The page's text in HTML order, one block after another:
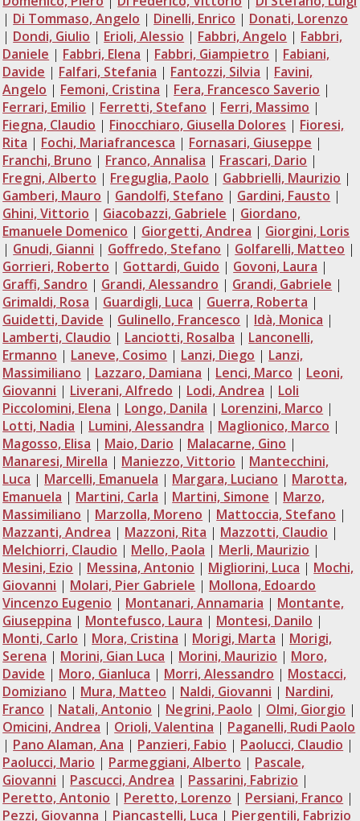
| Di Tommaso, Angelo | Dinelli, Enrico | Donati, Lorenzo
| Dondi, Giulio | Erioli, Alessio | Fabbri, Angelo | Fabbri,
Daniele | Fabbri, Elena | Fabbri, Giampietro | Fabiani,
Davide | Falfari, Stefania | Fantozzi, Silvia | Favini,
Angelo | Femoni, Cristina | Fera, Francesco Saverio |
Ferrari, Emilio | Ferretti, Stefano | Ferri, Massimo |
Fiegna, Claudio | Finocchiaro, Giusella Dolores | Fioresi,
Rita | Fochi, Mariafrancesca | Fornasari, Giuseppe |
Franchi, Bruno | Franco, Annalisa | Frascari, Dario |
Fregni, Alberto | Freguglia, Paolo | Gabbrielli, Maurizio |
Gamberi, Mauro | Gandolfi, Stefano | Gardini, Fausto |
Ghini, Vittorio | Giacobazzi, Gabriele | Giordano,
Emanuele Domenico | Giorgetti, Andrea | Giorgini, Loris
| Gnudi, Gianni | Goffredo, Stefano | Golfarelli, Matteo |
Gorrieri, Roberto | Gottardi, Guido | Govoni, Laura |
Graffi, Sandro | Grandi, Alessandro | Grandi, Gabriele |
Grimaldi, Rosa | Guardigli, Luca | Guerra, Roberta |
Guidetti, Davide | Gulinello, Francesco | Idà, Monica |
Lamberti, Claudio | Lanciotti, Rosalba | Lanconelli,
Ermanno | Laneve, Cosimo | Lanzi, Diego | Lanzi,
Massimiliano | Lazzaro, Damiana | Lenci, Marco | Leoni,
Giovanni | Liverani, Alfredo | Lodi, Andrea | Loli
Piccolomini, Elena | Longo, Danila | Lorenzini, Marco |
Lotti, Nadia | Lumini, Alessandra | Maglionico, Marco |
Magosso, Elisa | Maio, Dario | Malacarne, Gino |
Manaresi, Mirella | Maniezzo, Vittorio | Mantecchini,
Luca | Marcelli, Emanuela | Margara, Luciano | Marotta,
Emanuela | Martini, Carla | Martini, Simone | Marzo,
Massimiliano | Marzolla, Moreno | Mattoccia, Stefano |
Mazzanti, Andrea | Mazzoni, Rita | Mazzotti, Claudio |
Melchiorri, Claudio | Mello, Paola | Merli, Maurizio |
Mesini, Ezio | Messina, Antonio | Migliorini, Luca | Mochi,
Giovanni | Molari, Pier Gabriele | Mollona, Edoardo
Vincenzo Eugenio | Montanari, Annamaria | Montante,
Giuseppina | Montefusco, Laura | Montesi, Danilo |
Monti, Carlo | Mora, Cristina | Morigi, Marta | Morigi,
Serena | Morini, Gian Luca | Morini, Maurizio | Moro,
Davide | Moro, Gianluca | Morri, Alessandro | Mostacci,
Domiziano | Mura, Matteo | Naldi, Giovanni | Nardini,
Franco | Natali, Antonio | Negrini, Paolo | Olmi, Giorgio |
Omicini, Andrea | Orioli, Valentina | Paganelli, Rudi Paolo
| Pano Alaman, Ana | Panzieri, Fabio | Paolucci, Claudio |
Paolucci, Mario | Parmeggiani, Alberto | Pascale,
Giovanni | Pascucci, Andrea | Passarini, Fabrizio |
Peretto, Antonio | Peretto, Lorenzo | Persiani, Franco |
Pezzi, Giovanna | Piancastelli, Luca | Piergentili, Fabrizio